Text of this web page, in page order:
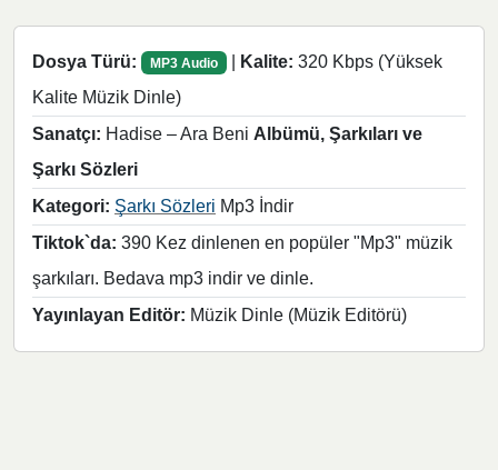
Dosya Türü: MP3 Audio | Kalite: 320 Kbps (Yüksek
Kalite Müzik Dinle)
Sanatçı: Hadise – Ara Beni Albümü, Şarkıları ve
Şarkı Sözleri
Kategori: Şarkı Sözleri Mp3 İndir
Tiktok`da: 390 Kez dinlenen en popüler "Mp3" müzik
şarkıları. Bedava mp3 indir ve dinle.
Yayınlayan Editör: Müzik Dinle (Müzik Editörü)